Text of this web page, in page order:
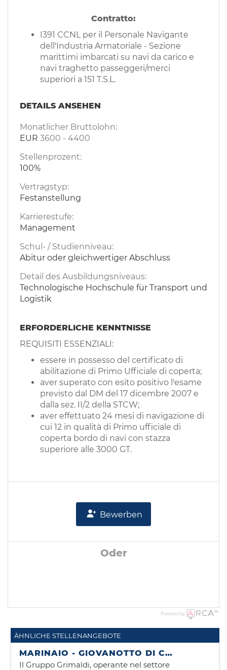
Contratto:
I391 CCNL per il Personale Navigante
dell'Industria Armatoriale - Sezione
marittimi imbarcati su navi da carico e
navi traghetto passeggeri/merci
superiori a 151 T.S.L.
DETAILS ANSEHEN
Monatlicher Bruttolohn:
EUR 3600 - 4400
Stellenprozent:
100%
Vertragstyp:
Festanstellung
Karrierestufe:
Management
Schul- / Studienniveau:
Abitur oder gleichwertiger Abschluss
Detail des Ausbildungsniveaus:
Technologische Hochschule für Transport und
Logistik
ERFORDERLICHE KENNTNISSE
REQUISITI ESSENZIALI:
essere in possesso del certificato di
abilitazione di Primo Ufficiale di coperta;
aver superato con esito positivo l'esame
previsto dal DM del 17 dicembre 2007 e
dalla sez. II/2 della STCW;
aver effettuato 24 mesi di navigazione di
cui 12 in qualità di Primo ufficiale di
coperta bordo di navi con stazza
superiore alle 3000 GT.
Bewerben
Oder
Powered by
ÄHNLICHE STELLENANGEBOTE
MARINAIO - GIOVANOTTO DI COPERTA
Il Gruppo Grimaldi, operante nel settore